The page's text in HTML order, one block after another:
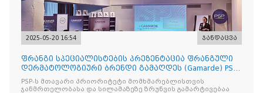
2025-05-20 16:54 ჯანდაცვა
ფრანგი სპეციალისტების პრეზენტაცია ფრანგული
დერმატოლოგიური ბრენდი გამაღდეს (Gamarde) PSP-
ს ქსელის თან
PSP-ს მთავარი პრიორიტეტი მომხმარებლისთვის
ჯანმრთელობასა და სილამაზეზე ზრუნვის გამარტივებაა